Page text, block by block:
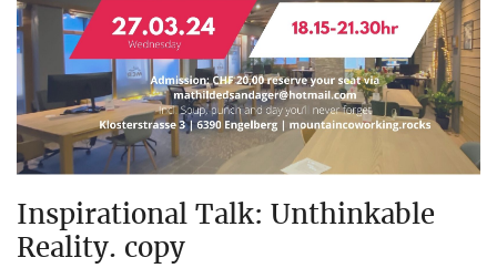
Inspirational Talk: Unthinkable
Reality. copy